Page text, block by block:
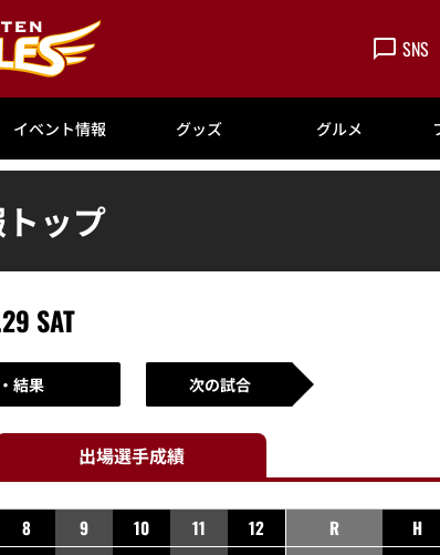
SNS
イベント情報 グッズ グルメ
ップ
SAT
結果 次の試合
出場選手成績
8 9 10 11 12 R H